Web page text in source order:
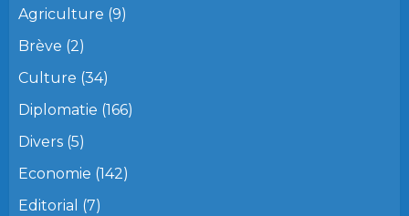
Agriculture (9)
Brève (2)
Culture (34)
Diplomatie (166)
Divers (5)
Economie (142)
Editorial (7)